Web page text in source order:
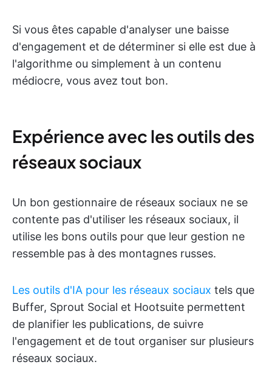
Si vous êtes capable d'analyser une baisse
d'engagement et de déterminer si elle est due à
l'algorithme ou simplement à un contenu
médiocre, vous avez tout bon.
Expérience avec les outils des
réseaux sociaux
Un bon gestionnaire de réseaux sociaux ne se
contente pas d'utiliser les réseaux sociaux, il
utilise les bons outils pour que leur gestion ne
ressemble pas à des montagnes russes.
Les outils d'IA pour les réseaux sociaux tels que
Buffer, Sprout Social et Hootsuite permettent
de planifier les publications, de suivre
l'engagement et de tout organiser sur plusieurs
réseaux sociaux.